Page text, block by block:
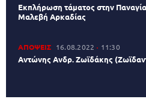
Εκπλήρωση τάματος στην
Μαλεβή Αρκαδίας
ΑΠΟΨΕΙΣ 16.08.2022 11:30
Αντώνης Ανδρ. Ζωϊδάκης